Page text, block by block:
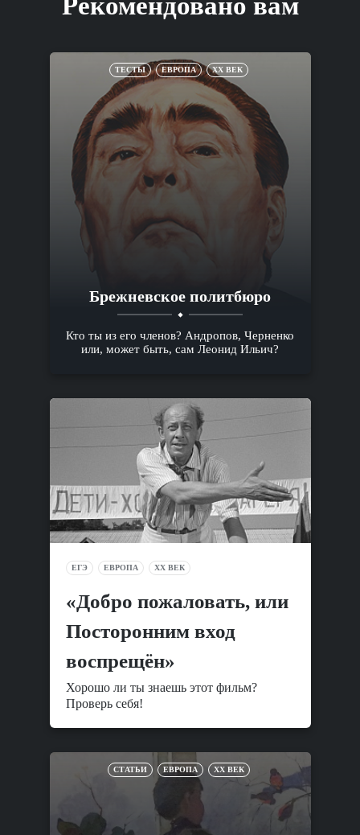
ТЕСТЫ ЕВРОПА XX ВЕК
Брежневское политбюро
Кто ты из его членов? Андропов, Черненко
или, может быть, сам Леонид Ильич?
ЕГЭ ЕВРОПА XX ВЕК
«Добро пожаловать, или
Посторонним вход
воспрещён»
Хорошо ли ты знаешь этот фильм?
Проверь себя!
СТАТЬИ ЕВРОПА XX ВЕК